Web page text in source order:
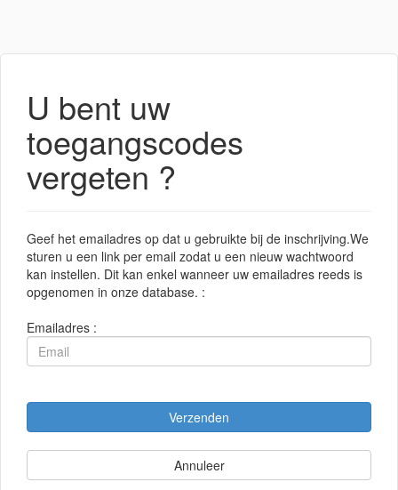
U bent uw
toegangscodes
vergeten ?
Geef het emailadres op dat u gebruikte bij de inschrijving.We
sturen u een link per email zodat u een nieuw wachtwoord
kan instellen. Dit kan enkel wanneer uw emailadres reeds is
opgenomen in onze database. :
Emailadres :
Verzenden
Annuleer